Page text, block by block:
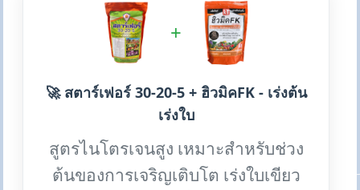
+
🚀 สตาร์เฟอร์ 30-20-5 + ฮิวมิคFK - เร่งต้น
เร่งใบ
สูตรไนโตรเจนสูง เหมาะสำหรับช่วง
ต้นของการเจริญเติบโต เร่งใบเขียว